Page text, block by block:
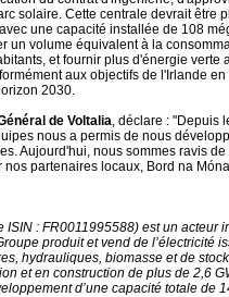
solaire. Cette centrale devrait être
une capacité installée de 108
un volume équivalent à la
et fournir plus d'énergie verte
aux objectifs de l'Irlande en
2030.
de Voltalia, déclare : "Depuis
nous a permis de nous
Aujourd'hui, nous sommes ravis
partenaires locaux, Bord na
ISIN : FR0011995588) est un acteur
produit et vend de l’électricité
hydrauliques, biomasse et de
et en construction de plus de 2,6
d’une capacité totale de